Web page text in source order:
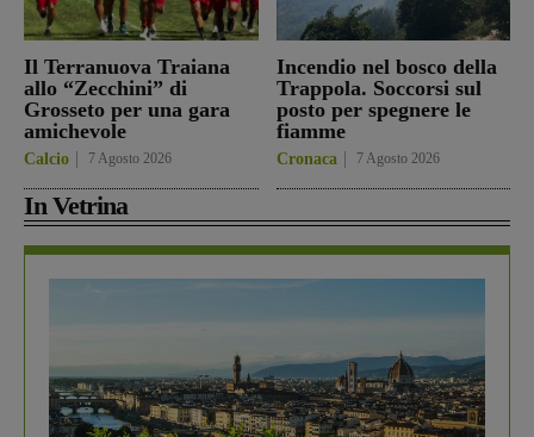
Il Terranuova Traiana
allo “Zecchini” di
Grosseto per una gara
amichevole
Calcio 7 Agosto 2026
Incendio nel bosco della
Trappola. Soccorsi sul
posto per spegnere le
fiamme
Cronaca 7 Agosto 2026
In Vetrina